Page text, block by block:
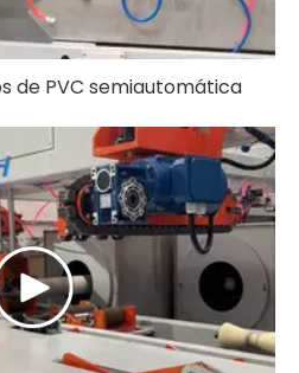
de PVC semiautomática